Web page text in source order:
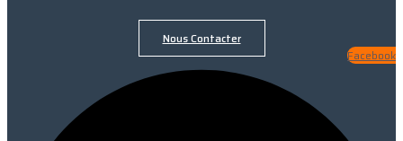
Nous Contacter
Facebook